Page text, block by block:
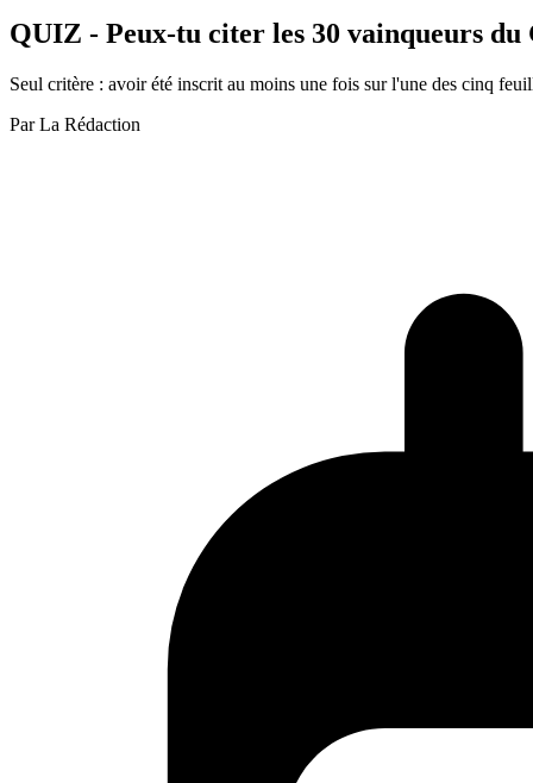
QUIZ - Peux-tu citer les 30 vainqueurs
Seul critère : avoir été inscrit au moins une fois sur l'une des cinq
Par La Rédaction